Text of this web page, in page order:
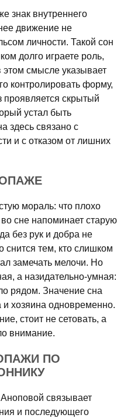
знак внутреннего
движение не
личности. Такой сон
долго играете роль,
смысле указывает
контролировать форму,
проявляется скрытый
устал быть
здесь связано с
и с отказом от лишних
мораль: что плохо
сне напоминает старую
без рук и добра не
снится тем, кто слишком
замечать мелочи. Но
а назидательно-умная:
рядом. Значение сна
и хозяина одновременно.
стоит не сетовать, а
внимание.
ПО
связывает
и последующего